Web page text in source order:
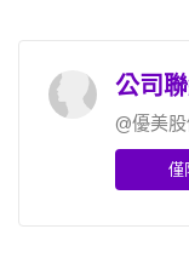
公司
@優美
僅